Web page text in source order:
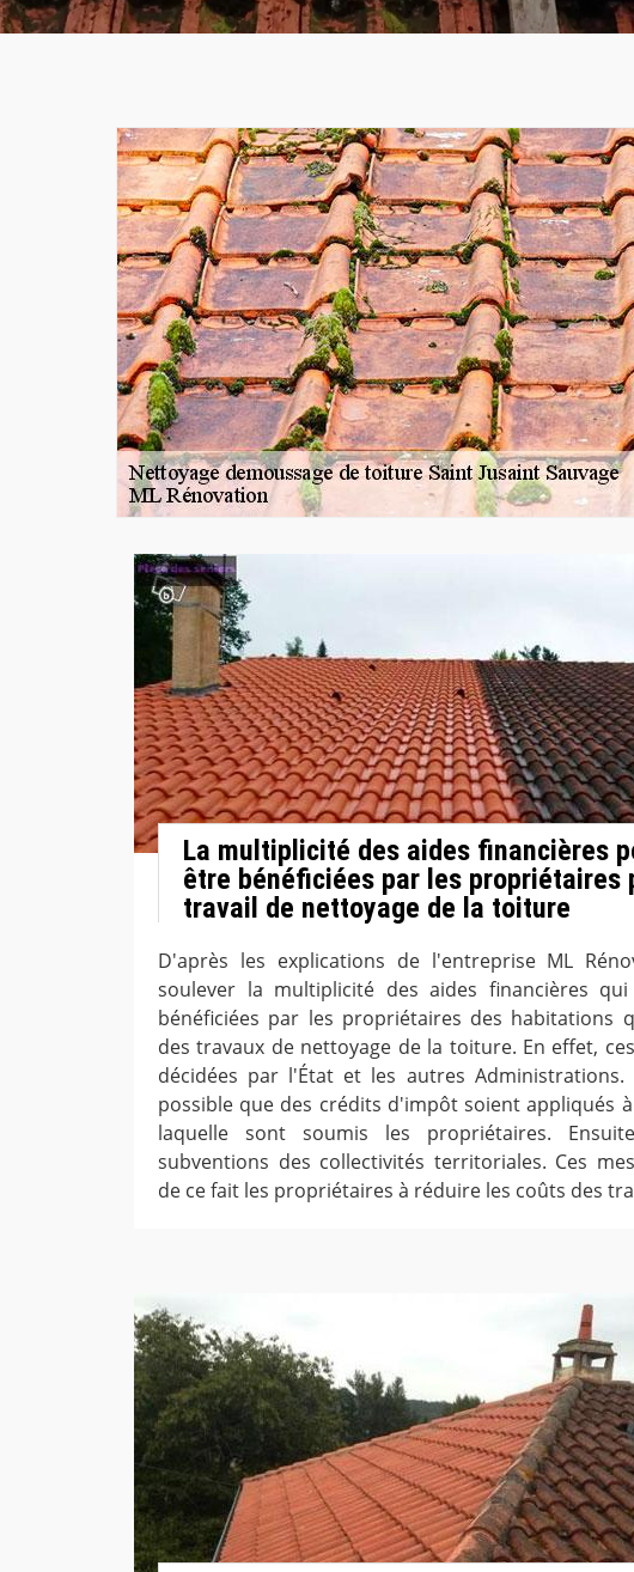
La multiplicité des aides financières
être bénéficiées par les propriétaires
travail de nettoyage de la toiture
D'après les explications de l'entreprise ML
soulever la multiplicité des aides financières
bénéficiées par les propriétaires des habitations
des travaux de nettoyage de la toiture. En effet,
décidées par l'État et les autres
possible que des crédits d'impôt soient appliqués
laquelle sont soumis les propriétaires.
subventions des collectivités territoriales. Ces
de ce fait les propriétaires à réduire les coûts des